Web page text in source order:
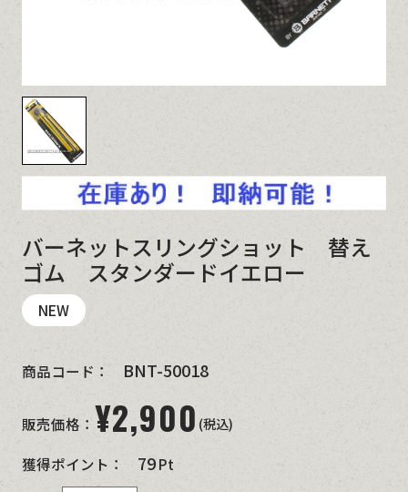
バーネットスリングショット 替え
ゴム スタンダードイエロー
NEW
商品コード： BNT-50018
販売価格： ¥2,900 (税込)
獲得ポイント： 79Pt